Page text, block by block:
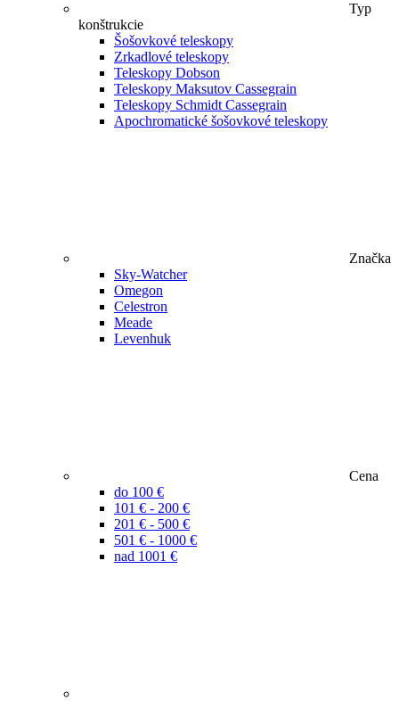
Typ
konštrukcie
Šošovkové teleskopy
Zrkadlové teleskopy
Teleskopy Dobson
Teleskopy Maksutov Cassegrain
Teleskopy Schmidt Cassegrain
Apochromatické šošovkové teleskopy
Značka
Sky-Watcher
Omegon
Celestron
Meade
Levenhuk
Cena
do 100 €
101 € - 200 €
201 € - 500 €
501 € - 1000 €
nad 1001 €